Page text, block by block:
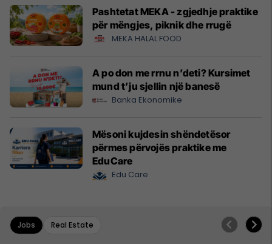
Pashtetat MEKA - zgjedhje praktike
për mëngjes, piknik dhe rrugë
MEKA HALAL FOOD
A po don me rrnu n’deti? Kursimet
mund t’ju sjellin një banesë
Banka Ekonomike
Mësoni kujdesin shëndetësor
përmes përvojës praktike me
EduCare
Edu Care
Jobs Real Estate